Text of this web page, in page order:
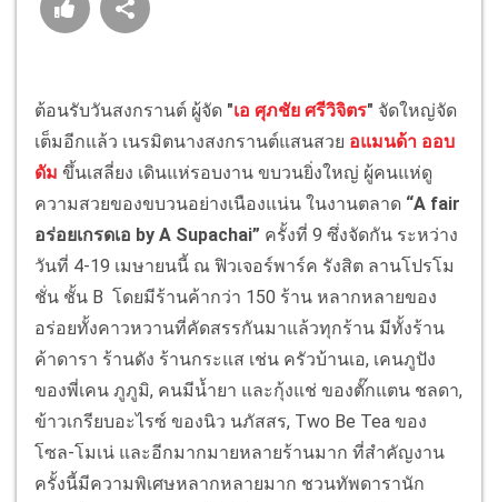
ต้อนรับวันสงกรานต์ ผู้จัด "เอ ศุภชัย ศรีวิจิตร" จัดใหญ่จัด
เต็มอีกแล้ว เนรมิตนางสงกรานต์แสนสวย อแมนด้า ออบ
ดัม ขึ้นเสลี่ยง เดินแห่รอบงาน ขบวนยิ่งใหญ่ ผู้คนแห่ดู
ความสวยของขบวนอย่างเนืองแน่น ในงานตลาด “A fair
อร่อยเกรดเอ by A Supachai” ครั้งที่ 9 ซึ่งจัดกัน ระหว่าง
วันที่ 4-19 เมษายนนี้ ณ ฟิวเจอร์พาร์ค รังสิต ลานโปรโม
ชั่น ชั้น B โดยมีร้านค้ากว่า 150 ร้าน หลากหลายของ
อร่อยทั้งคาวหวานที่คัดสรรกันมาแล้วทุกร้าน มีทั้งร้าน
ค้าดารา ร้านดัง ร้านกระแส เช่น ครัวบ้านเอ, เคนภูปัง
ของพี่เคน ภูภูมิ, คนมีน้ำยา และกุ้งแช่ ของตั๊กแตน ชลดา,
ข้าวเกรียบอะไรซ์ ของนิว นภัสสร, Two Be Tea ของ
โซล-โมเน่ และอีกมากมายหลายร้านมาก ที่สำคัญงาน
ครั้งนี้มีความพิเศษหลากหลายมาก ชวนทัพดารานัก